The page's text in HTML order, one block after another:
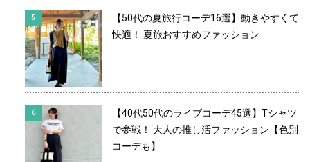
【50代の夏旅行コーデ16選】動きやすくて
快適！ 夏旅おすすめファッション
【40代50代のライブコーデ45選】Tシャツ
で参戦！ 大人の推し活ファッション【色別
コーデも】